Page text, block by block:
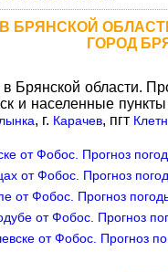
БРЯНСКОЙ
ГОРОД
в Брянской области.
и населенные
, г. Карачев, пгт
от Фобос. Прогноз
от Фобос. Прогноз
от Фобос. Прогноз
от Фобос. Прогноз
от Фобос. Прогноз